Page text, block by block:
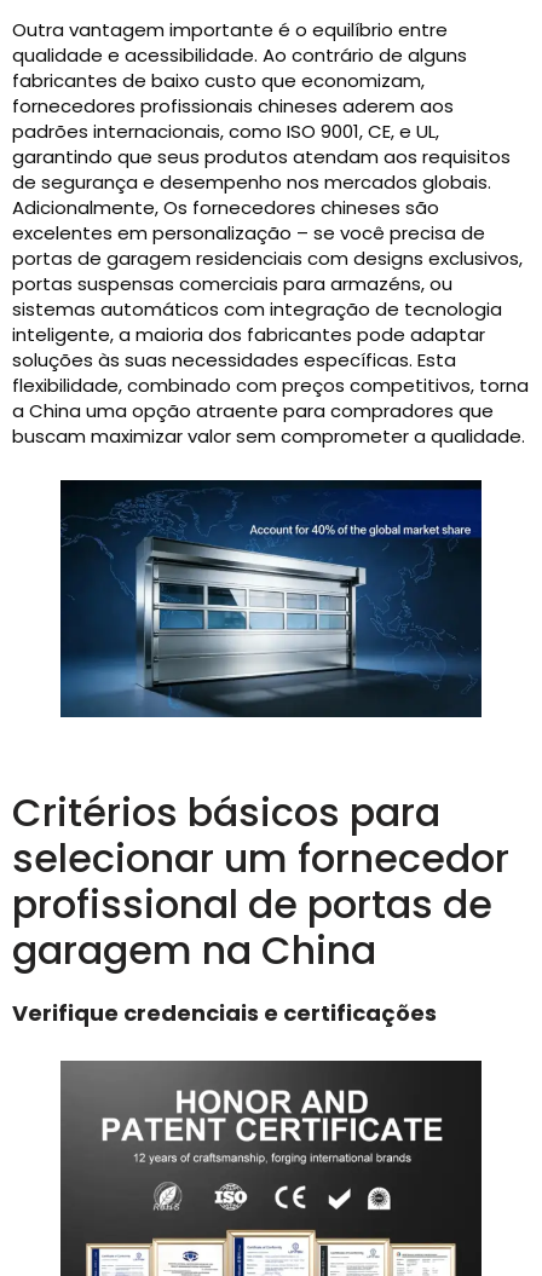
Outra vantagem importante é o equilíbrio entre
qualidade e acessibilidade. Ao contrário de alguns
fabricantes de baixo custo que economizam,
fornecedores profissionais chineses aderem aos
padrões internacionais, como ISO 9001, CE, e UL,
garantindo que seus produtos atendam aos requisitos
de segurança e desempenho nos mercados globais.
Adicionalmente, Os fornecedores chineses são
excelentes em personalização – se você precisa de
portas de garagem residenciais com designs exclusivos,
portas suspensas comerciais para armazéns, ou
sistemas automáticos com integração de tecnologia
inteligente, a maioria dos fabricantes pode adaptar
soluções às suas necessidades específicas. Esta
flexibilidade, combinado com preços competitivos, torna
a China uma opção atraente para compradores que
buscam maximizar valor sem comprometer a qualidade.
Critérios básicos para
selecionar um fornecedor
profissional de portas de
garagem na China
Verifique credenciais e certificações